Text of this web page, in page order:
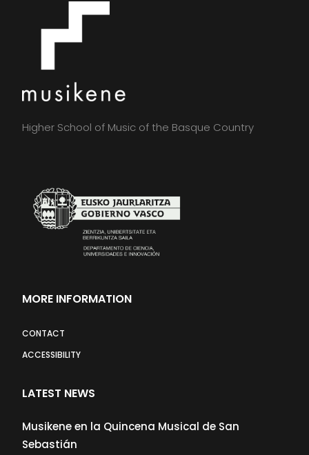
Higher School of Music of the Basque Country
MORE INFORMATION
CONTACT
ACCESSIBILITY
LATEST NEWS
Musikene en la Quincena Musical de San
Sebastián